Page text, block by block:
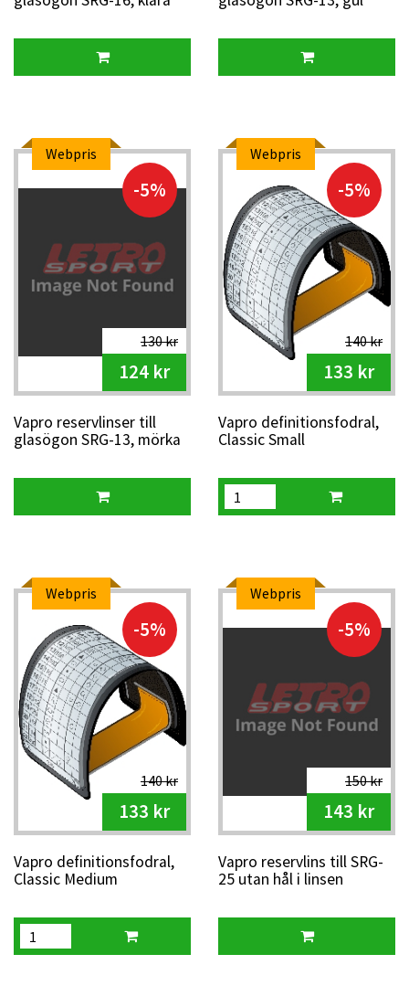
Webpris
-5%
130 kr
124 kr
Vapro reservlinser till
glasögon SRG-13, mörka
Webpris
-5%
140 kr
133 kr
Vapro definitionsfodral,
Classic Small
Webpris
-5%
140 kr
133 kr
Vapro definitionsfodral,
Classic Medium
Webpris
-5%
150 kr
143 kr
Vapro reservlins till SRG-
25 utan hål i linsen